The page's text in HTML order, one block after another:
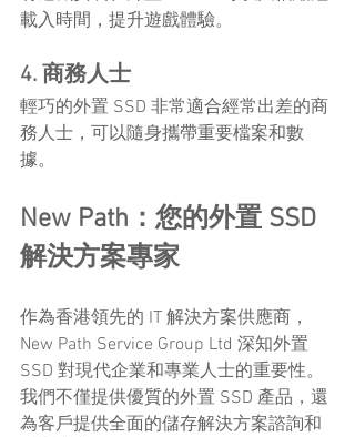
載入時間，提升遊戲體驗。
4. 商務人士
輕巧的外置 SSD 非常適合經常出差的商
務人士，可以隨身攜帶重要檔案和數
據。
New Path：您的外置 SSD
解決方案專家
作為香港領先的 IT 解決方案供應商，
New Path Service Group Ltd 深知外置
SSD 對現代企業和專業人士的重要性。
我們不僅提供優質的外置 SSD 產品，還
為客戶提供全面的儲存解決方案諮詢和